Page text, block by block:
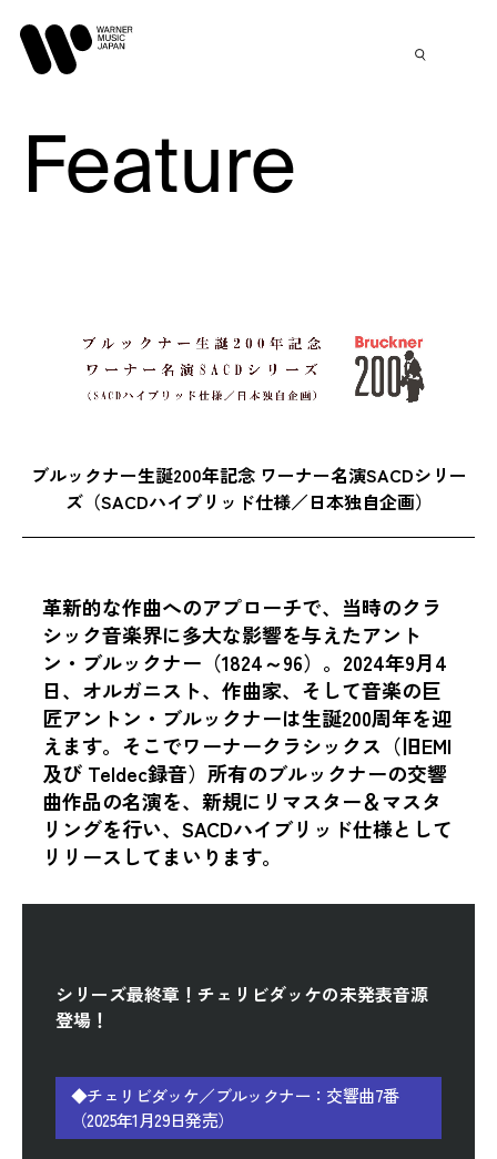
Feature
ブルックナー生誕200年記念 ワーナー名演SACDシリー
ズ（SACDハイブリッド仕様／日本独自企画）
革新的な作曲へのアプローチで、当時のクラ
シック音楽界に多大な影響を与えたアント
ン・ブルックナー（1824～96）。2024年9月4
日、オルガニスト、作曲家、そして音楽の巨
匠アントン・ブルックナーは生誕200周年を迎
えます。そこでワーナークラシックス（旧EMI
及び Teldec録音）所有のブルックナーの交響
曲作品の名演を、新規にリマスター＆マスタ
リングを行い、SACDハイブリッド仕様として
リリースしてまいります。
シリーズ最終章！チェリビダッケの未発表音源
登場！
◆チェリビダッケ／ブルックナー：交響曲7番
（2025年1月29日発売）